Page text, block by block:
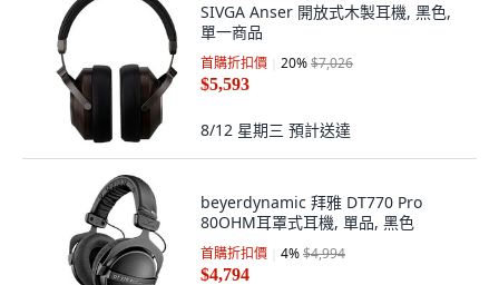
SIVGA Anser 開放式木製耳機, 黑色,
單一商品
首購折扣價 20%$7,026
$5,593
8/12 星期三 預計送達
beyerdynamic 拜雅 DT770 Pro
80OHM耳罩式耳機, 單品, 黑色
首購折扣價 4%$4,994
$4,794